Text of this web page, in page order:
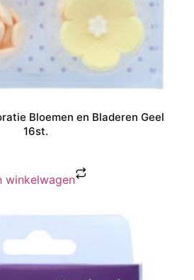
Bloemen en Bladeren Geel
16st.
winkelwagen